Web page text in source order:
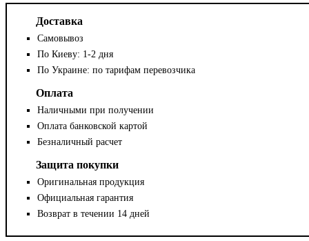
Доставка
Самовывоз
По Киеву: 1-2 дня
По Украине: по тарифам перевозчика
Оплата
Наличными при получении
Оплата банковской картой
Безналичный расчет
Защита покупки
Оригинальная продукция
Официальная гарантия
Возврат в течении 14 дней